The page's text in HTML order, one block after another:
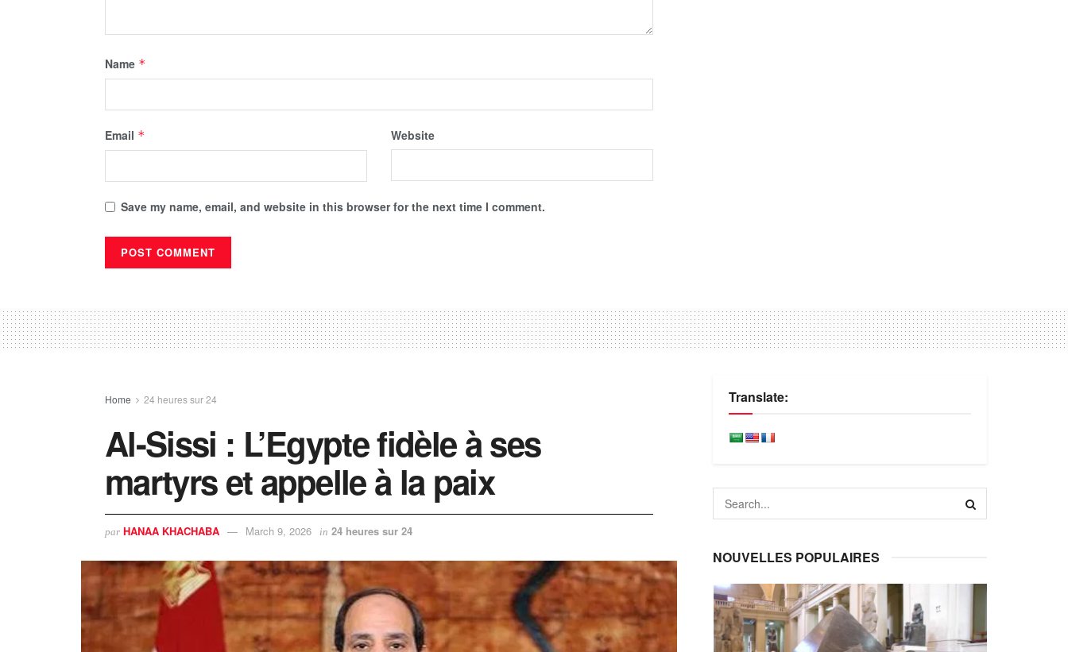
Name *
Email * Website
Save my name, email, and website in this browser for the next time I comment.
Home 24 heures sur 24
Al-Sissi : L’Egypte fidèle à ses
martyrs et appelle à la paix
par HANAA KHACHABA March 9, 2026 in 24 heures sur 24
Translate:
NOUVELLES POPULAIRES